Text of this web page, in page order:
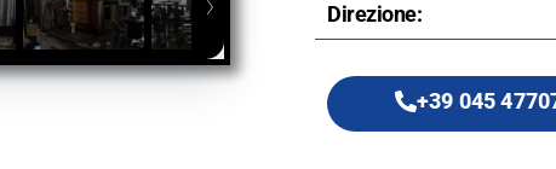
Direzione:
+39 045